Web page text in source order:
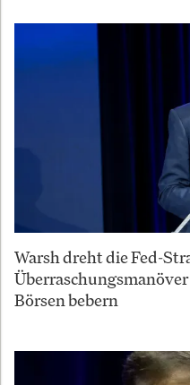
Warsh dreht die Fed-
Börsen bebern